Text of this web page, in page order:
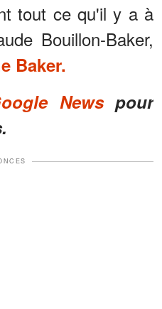
tout ce qu'il y a à
Bouillon-Baker,
Baker.
News pour